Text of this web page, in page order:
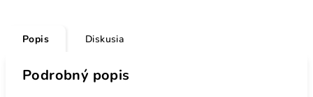
Popis Diskusia
Podrobný popis